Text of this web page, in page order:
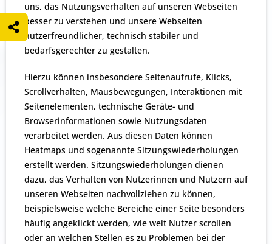
uns, das Nutzungsverhalten auf unseren Webseiten
besser zu verstehen und unsere Webseiten
nutzerfreundlicher, technisch stabiler und
bedarfsgerechter zu gestalten.
Hierzu können insbesondere Seitenaufrufe, Klicks,
Scrollverhalten, Mausbewegungen, Interaktionen mit
Seitenelementen, technische Geräte- und
Browserinformationen sowie Nutzungsdaten
verarbeitet werden. Aus diesen Daten können
Heatmaps und sogenannte Sitzungswiederholungen
erstellt werden. Sitzungswiederholungen dienen
dazu, das Verhalten von Nutzerinnen und Nutzern auf
unseren Webseiten nachvollziehen zu können,
beispielsweise welche Bereiche einer Seite besonders
häufig angeklickt werden, wie weit Nutzer scrollen
oder an welchen Stellen es zu Problemen bei der